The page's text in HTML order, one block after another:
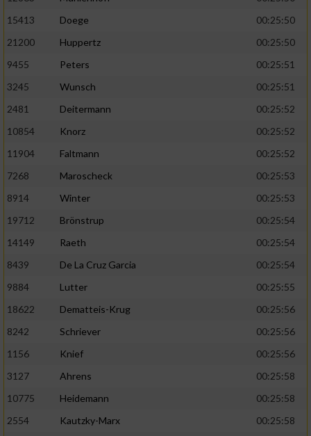
15413
Doege
00:25:50
21200
Huppertz
00:25:50
9455
Peters
00:25:51
3245
Wunsch
00:25:51
2481
Deitermann
00:25:52
10854
Knorz
00:25:52
11904
Faltmann
00:25:52
7268
Maroscheck
00:25:53
8914
Winter
00:25:53
19712
Brönstrup
00:25:54
14149
Raeth
00:25:54
8439
De La Cruz Garcia
00:25:54
9884
Lutter
00:25:55
18622
Dematteis-Krug
00:25:56
8242
Schriever
00:25:56
1156
Knief
00:25:56
3127
Ahrens
00:25:58
10775
Heidemann
00:25:58
2554
Kautzky-Marx
00:25:58
Verwendung reduzierter Daten zur Auswahl
Erstellung von Profilen für personalisierte
Verwendung von Profilen zur Auswahl
Erstellung von Profilen zur Personalisierung
Verwendung von Profilen zur Auswahl
personalisierter Inhalte
Messung der Werbeleistung
Messung der Performance von Inhalten
oder Kombinationen von Daten aus
Entwicklung und Verbesserung der Angebote